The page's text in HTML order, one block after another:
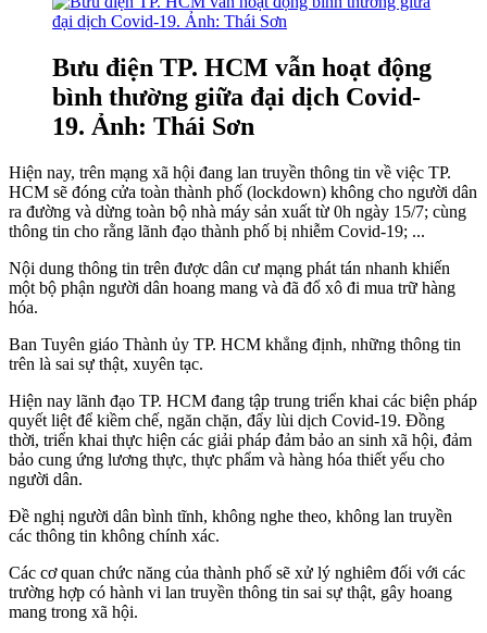
Bưu điện TP. HCM vẫn hoạt động
bình thường giữa đại dịch Covid-
19. Ảnh: Thái Sơn
Hiện nay, trên mạng xã hội đang lan truyền thông tin về việc TP.
HCM sẽ đóng cửa toàn thành phố (lockdown) không cho người dân
ra đường và dừng toàn bộ nhà máy sản xuất từ 0h ngày 15/7; cùng
thông tin cho rằng lãnh đạo thành phố bị nhiễm Covid-19; ...
Nội dung thông tin trên được dân cư mạng phát tán nhanh khiến
một bộ phận người dân hoang mang và đã đổ xô đi mua trữ hàng
hóa.
Ban Tuyên giáo Thành ủy TP. HCM khẳng định, những thông tin
trên là sai sự thật, xuyên tạc.
Hiện nay lãnh đạo TP. HCM đang tập trung triển khai các biện pháp
quyết liệt để kiềm chế, ngăn chặn, đẩy lùi dịch Covid-19. Đồng
thời, triển khai thực hiện các giải pháp đảm bảo an sinh xã hội, đảm
bảo cung ứng lương thực, thực phẩm và hàng hóa thiết yếu cho
người dân.
Đề nghị người dân bình tĩnh, không nghe theo, không lan truyền
các thông tin không chính xác.
Các cơ quan chức năng của thành phố sẽ xử lý nghiêm đối với các
trường hợp có hành vi lan truyền thông tin sai sự thật, gây hoang
mang trong xã hội.